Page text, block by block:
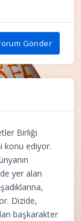
Gönder
Birliği
konu ediyor.
yer alan
Dizide,
başkarakter